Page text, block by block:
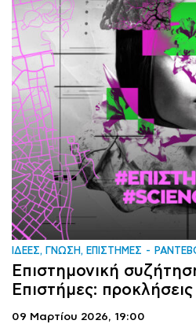
ΙΔΕΕΣ, ΓΝΩΣΗ, ΕΠΙΣΤΗΜΕΣ
Επιστημονική
Επιστήμες:
09 Μαρτίου 2026, 19:00